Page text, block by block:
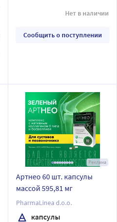
Нет в наличии
Сообщить о поступлении
Реклама
Артнео 60 шт. капсулы
массой 595,81 мг
PharmaLinea d.o.o.
капсулы